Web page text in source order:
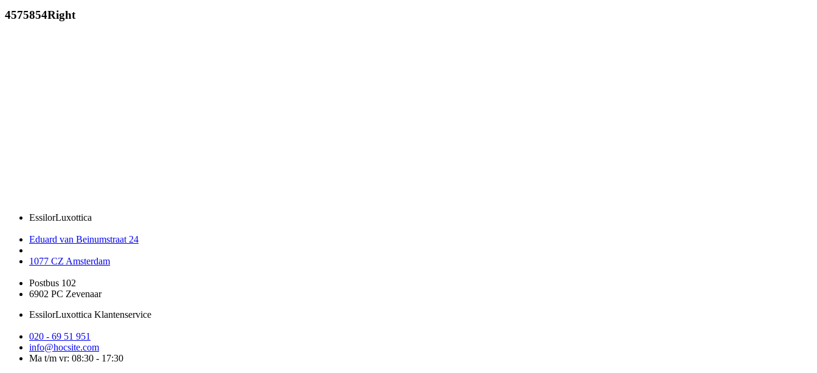
4575854Right
EssilorLuxottica
Eduard van Beinumstraat 24
1077 CZ Amsterdam
Postbus 102
6902 PC Zevenaar
EssilorLuxottica Klantenservice
020 - 69 51 951
info@hocsite.com
Ma t/m vr: 08:30 - 17:30